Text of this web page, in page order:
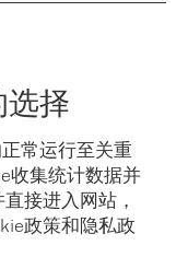
选择
常运行至关重
收集统计数据并
接进入网站，
政策和隐私政